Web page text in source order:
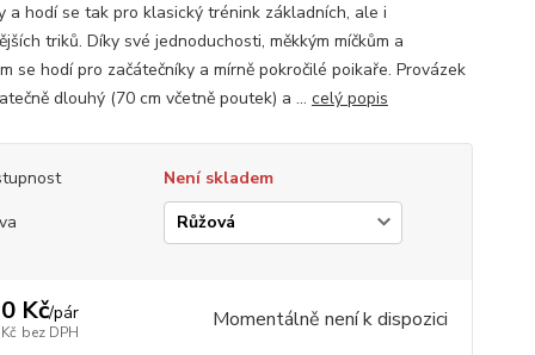
a hodí se tak pro klasický trénink základních, ale i
triků. Díky své jednoduchosti, měkkým míčkům a
se hodí pro začátečníky a mírně pokročilé poikaře. Provázek
dlouhý (70 cm včetně poutek) a ... celý popis
Není skladem
Kč/pár
bez DPH Momentálně není k dispozici